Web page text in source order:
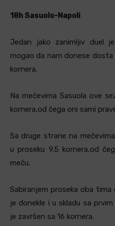
18h Sasuolo-Napoli
Jedan jako zanimljiv duel
mogao da nam donese
kornera.
Na mečevima Sasuola ove
kornera,od čega oni sami
Sa druge strane na
u proseku 9.5 kornera,od
meču.
Sabiranjem proseka oba
je donekle i u skladu sa
je završen sa 16 kornera.